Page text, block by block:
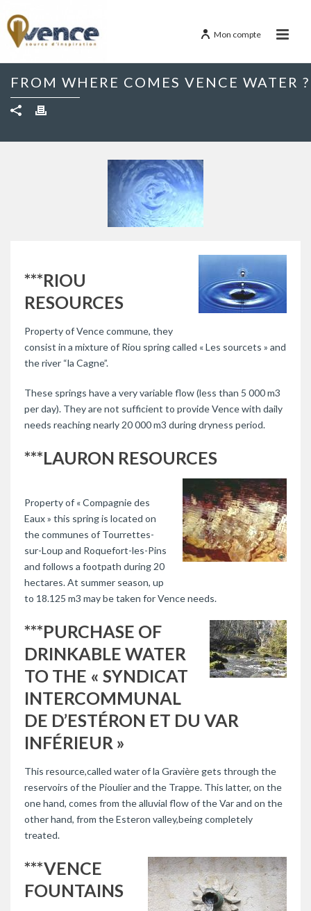
Mon compte
FROM WHERE COMES VENCE WATER ?
***RIOU
RESOURCES
Property of Vence commune, they
consist in a mixture of Riou spring called « Les sourcets » and
the river “la Cagne”.
These springs have a very variable flow (less than 5 000 m3
per day). They are not sufficient to provide Vence with daily
needs reaching nearly 20 000 m3 during dryness period.
***LAURON RESOURCES
Property of « Compagnie des
Eaux » this spring is located on
the communes of Tourrettes-
sur-Loup and Roquefort-les-Pins
and follows a footpath during 20
hectares. At summer season, up
to 18.125 m3 may be taken for Vence needs.
***PURCHASE OF
DRINKABLE WATER
TO THE « SYNDICAT
INTERCOMMUNAL
DE D’ESTÉRON ET DU VAR
INFÉRIEUR »
This resource,called water of la Gravière gets through the
reservoirs of the Pioulier and the Trappe. This latter, on the
one hand, comes from the alluvial flow of the Var and on the
other hand, from the Esteron valley,being completely
treated.
***VENCE
FOUNTAINS